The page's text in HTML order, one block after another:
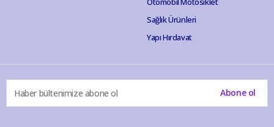
Sağlık Ürünleri
Yapı Hırdavat
Abone ol